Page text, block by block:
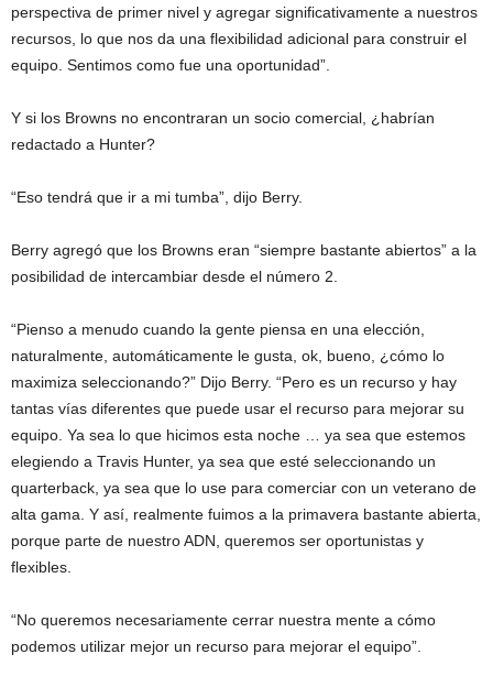
perspectiva de primer nivel y agregar significativamente a nuestros
recursos, lo que nos da una flexibilidad adicional para construir el
equipo. Sentimos como fue una oportunidad”.
Y si los Browns no encontraran un socio comercial, ¿habrían
redactado a Hunter?
“Eso tendrá que ir a mi tumba”, dijo Berry.
Berry agregó que los Browns eran “siempre bastante abiertos” a la
posibilidad de intercambiar desde el número 2.
“Pienso a menudo cuando la gente piensa en una elección,
naturalmente, automáticamente le gusta, ok, bueno, ¿cómo lo
maximiza seleccionando?” Dijo Berry. “Pero es un recurso y hay
tantas vías diferentes que puede usar el recurso para mejorar su
equipo. Ya sea lo que hicimos esta noche … ya sea que estemos
elegiendo a Travis Hunter, ya sea que esté seleccionando un
quarterback, ya sea que lo use para comerciar con un veterano de
alta gama. Y así, realmente fuimos a la primavera bastante abierta,
porque parte de nuestro ADN, queremos ser oportunistas y
flexibles.
“No queremos necesariamente cerrar nuestra mente a cómo
podemos utilizar mejor un recurso para mejorar el equipo”.